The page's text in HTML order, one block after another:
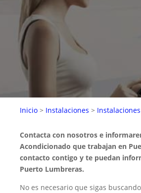
Inicio > Instalaciones >
Contacta con nosotros e
Acondicionado que trabajan en
contacto contigo y te puedan
Puerto Lumbreras.
No es necesario que sigas